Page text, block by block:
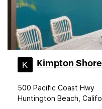
Kimpton
500 Pacific Coast Hwy
Huntington Beach,